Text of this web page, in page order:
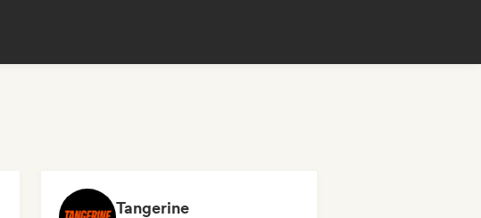
Tangerine